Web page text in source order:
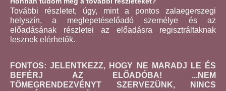
További részletet, úgy, mint a pontos zalaegerszegi
helyszín, a meglepetéselőadó személye és az
előadásának részletei az előadásra regisztráltaknak
lesznek elérhetők.
FONTOS: JELENTKEZZ, HOGY NE MARADJ LE ÉS
BEFÉRJ AZ ELŐADÓBA! ...NEM
TÖMEGRENDEZVÉNYT SZERVEZÜNK, NINCS